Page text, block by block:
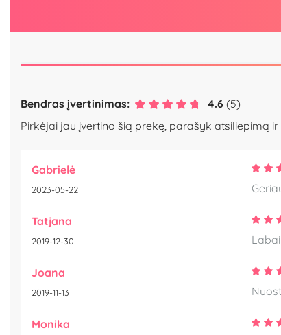
Bendras įvertinimas: 4.6 (5)
Pirkėjai jau įvertino šią prekę, parašyk atsiliepimą ir
Gabrielė
2023-05-22
Tatjana
2019-12-30
Joana
2019-11-13
Monika